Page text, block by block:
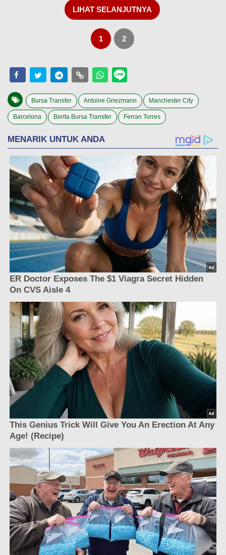
LIHAT SELANJUTNYA
1 2
Bursa Transfer Antoine Griezmann Manchester City
Barcelona Berita Bursa Transfer Ferran Torres